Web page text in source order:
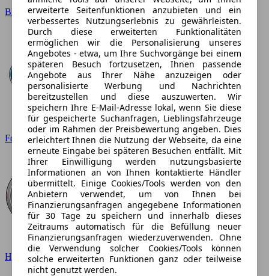
BMW
Ford
Hyundai
erweiterte Seitenfunktionen anzubieten und ein
verbessertes Nutzungserlebnis zu gewährleisten.
Durch diese erweiterten Funktionalitäten
ermöglichen wir die Personalisierung unseres
Angebotes - etwa, um Ihre Suchvorgänge bei einem
späteren Besuch fortzusetzen, Ihnen passende
Angebote aus Ihrer Nähe anzuzeigen oder
personalisierte Werbung und Nachrichten
bereitzustellen und diese auszuwerten. Wir
speichern Ihre E-Mail-Adresse lokal, wenn Sie diese
für gespeicherte Suchanfragen, Lieblingsfahrzeuge
oder im Rahmen der Preisbewertung angeben. Dies
erleichtert Ihnen die Nutzung der Webseite, da eine
erneute Eingabe bei späteren Besuchen entfällt. Mit
Ihrer Einwilligung werden nutzungsbasierte
Informationen an von Ihnen kontaktierte Händler
übermittelt. Einige Cookies/Tools werden von den
Anbietern verwendet, um von Ihnen bei
Finanzierungsanfragen angegebene Informationen
für 30 Tage zu speichern und innerhalb dieses
Zeitraums automatisch für die Befüllung neuer
Finanzierungsanfragen wiederzuverwenden. Ohne
die Verwendung solcher Cookies/Tools können
solche erweiterten Funktionen ganz oder teilweise
nicht genutzt werden.